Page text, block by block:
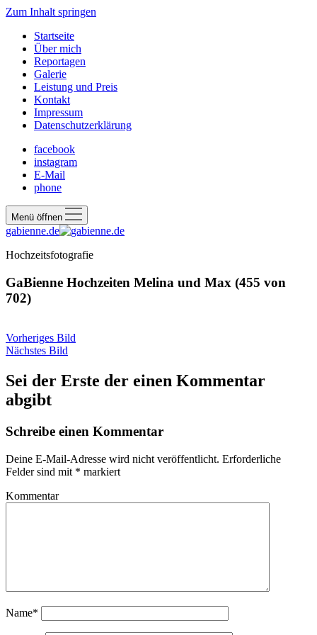
Zum Inhalt springen
Startseite
Über mich
Reportagen
Galerie
Leistung und Preis
Kontakt
Impressum
Datenschutzerklärung
facebook
instagram
E-Mail
phone
Menü öffnen
gabienne.de
Hochzeitsfotografie
GaBienne Hochzeiten Melina und Max (455 von
702)
Vorheriges Bild
Nächstes Bild
Sei der Erste der einen Kommentar
abgibt
Schreibe einen Kommentar
Deine E-Mail-Adresse wird nicht veröffentlicht. Erforderliche
Felder sind mit * markiert
Kommentar
Name*